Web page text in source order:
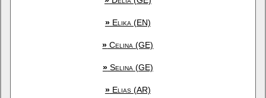
»Elika (EN)
» Celina (GE)
»Selina (GE)
»Elias (AR)